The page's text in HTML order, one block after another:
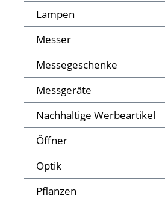
Lampen
Messer
Messegeschenke
Messgeräte
Nachhaltige Werbeartikel
Öffner
Optik
Pflanzen